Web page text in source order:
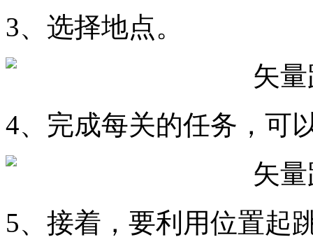
3、选择地点。
4、完成每关的任务，可
5、接着，要利用位置起